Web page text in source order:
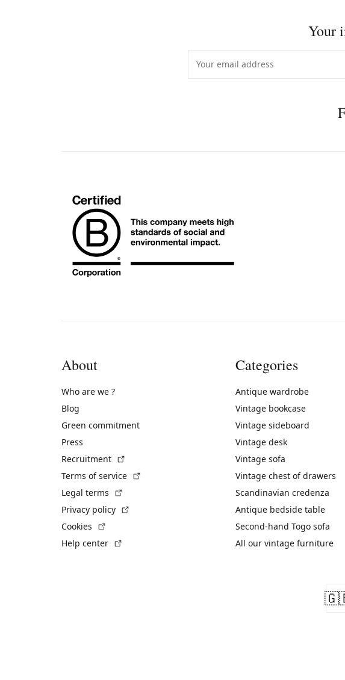
Your
About
Who are we ?
Blog
Green commitment
Press
Recruitment
Terms of service
Legal terms
Privacy policy
Cookies
Help center
Categories
Antique wardrobe
Vintage bookcase
Vintage sideboard
Vintage desk
Vintage sofa
Vintage chest of drawers
Scandinavian credenza
Antique bedside table
Second-hand Togo sofa
All our vintage furniture